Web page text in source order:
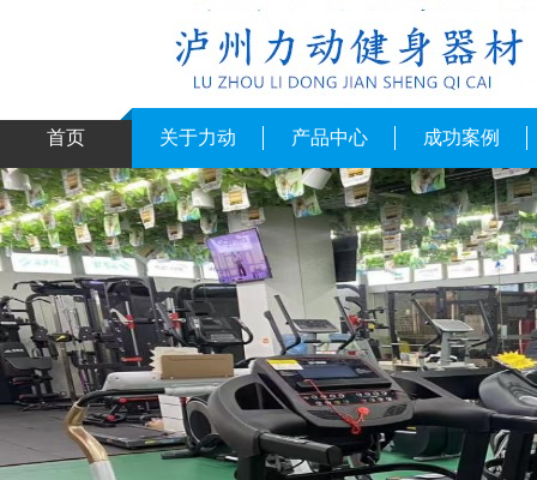
首页 关于力动 产品中心 成功案例